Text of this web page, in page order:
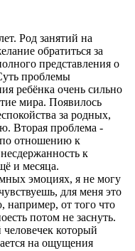
Род занятий на
обратиться за
представления о
проблемы
ребёнка очень сильно
мира. Появилось
за родных,
Вторая проблема -
по отношению к
к
и месяца.
эмоциях, я не могу
для меня это
от того что
потом не заснуть.
который
на ощущения